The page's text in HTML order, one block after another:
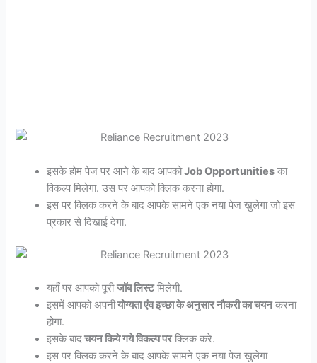
इसके होम पेज पर आने के बाद आपकोJob Opportunities का
विकल्प मिलेगा. उस पर आपको क्लिक करना होगा.
इस पर क्लिक करने के बाद आपके सामने एक नया पेज खुलेगा जो इस
प्रकार से दिखाई देगा.
यहाँ पर आपको पूरीजॉब लिस्टमिलेगी.
इसमें आपको अपनीयोग्यता एंव इच्छा के अनुसार नौकरी का चयनकरना
होगा.
इसके बादचयन किये गये विकल्प परक्लिक करे.
इस पर क्लिक करने के बाद आपके सामने एक नया पेज खुलेगा